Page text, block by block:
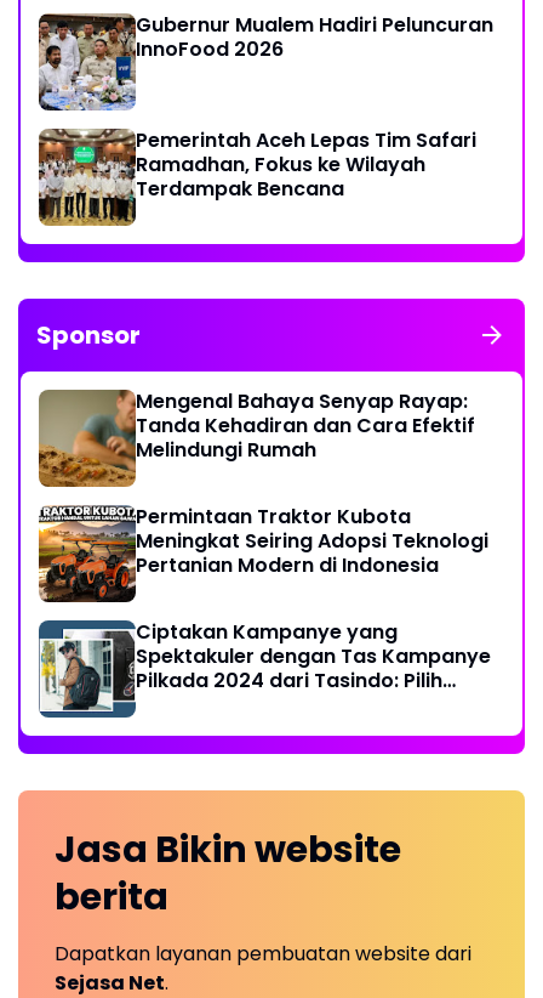
Gubernur Mualem Hadiri Peluncuran
InnoFood 2026
Pemerintah Aceh Lepas Tim Safari
Ramadhan, Fokus ke Wilayah
Terdampak Bencana
Sponsor
Mengenal Bahaya Senyap Rayap:
Tanda Kehadiran dan Cara Efektif
Melindungi Rumah
Permintaan Traktor Kubota
Meningkat Seiring Adopsi Teknologi
Pertanian Modern di Indonesia
Ciptakan Kampanye yang
Spektakuler dengan Tas Kampanye
Pilkada 2024 dari Tasindo: Pilih
Jasa Bikinwebsite
berita
Dapatkan layanan pembuatan website dari
Sejasa Net.